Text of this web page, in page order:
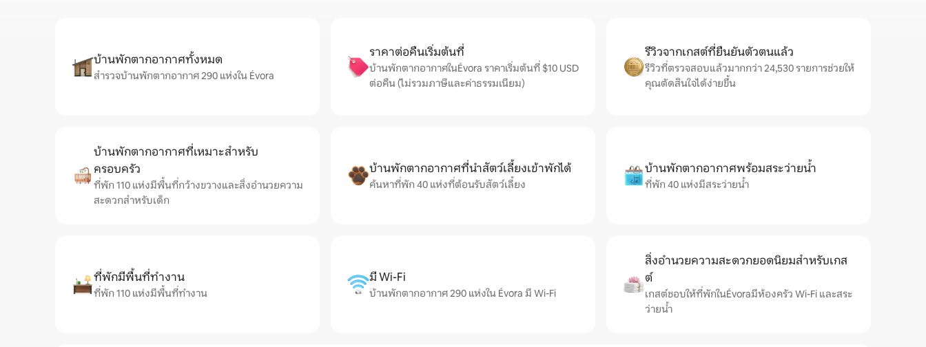
บ้านพักตากอากาศทั้งหมด
สำรวจบ้านพักตากอากาศ 290 แห่งใน Évora
ราคาต่อคืนเริ่มต้นที่
บ้านพักตากอากาศในÉvora ราคาเริ่มต้นที่ $10 USD
ต่อคืน (ไม่รวมภาษีและค่าธรรมเนียม)
รีวิวจากเกสต์ที่ยืนยันตัวตนแล้ว
รีวิวที่ตรวจสอบแล้วมากกว่า 24,530 รายการช่วยให้
คุณตัดสินใจได้ง่ายขึ้น
บ้านพักตากอากาศที่เหมาะสำหรับ
ครอบครัว
ที่พัก 110 แห่งมีพื้นที่กว้างขวางและสิ่งอำนวยความ
สะดวกสำหรับเด็ก
บ้านพักตากอากาศที่นำสัตว์เลี้ยงเข้าพักได้
ค้นหาที่พัก 40 แห่งที่ต้อนรับสัตว์เลี้ยง
บ้านพักตากอากาศพร้อมสระว่ายน้ำ
ที่พัก 40 แห่งมีสระว่ายน้ำ
ที่พักมีพื้นที่ทำงาน
ที่พัก 110 แห่งมีพื้นที่ทำงาน
มี Wi-Fi
บ้านพักตากอากาศ 290 แห่งใน Évora มี Wi-Fi
สิ่งอำนวยความสะดวกยอดนิยมสำหรับเกส
ต์
เกสต์ชอบให้ที่พักในÉvoraมีห้องครัว Wi-Fi และสระ
ว่ายน้ำ